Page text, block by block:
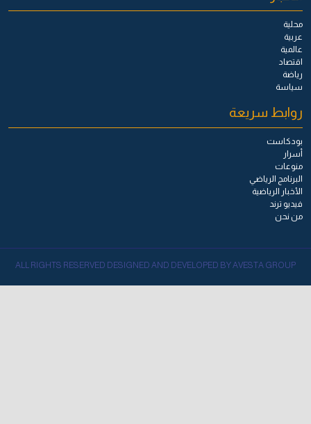
محلية
عربية
عالمية
اقتصاد
رياضة
سياسة
روابط سريعة
بودكاست
أسرار
منوعات
البرنامج الرياضي
الأخبار الرياضية
فيديو ترند
من نحن
ALL RIGHTS RESERVED DESIGNED AND DEVELOPED BY AVESTA GROUP